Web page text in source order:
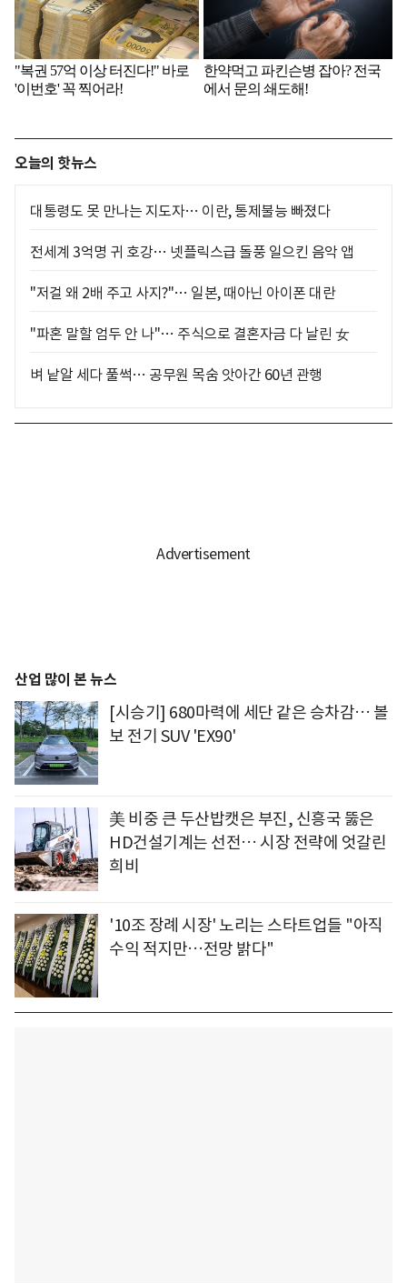
오늘의 핫뉴스
대통령도 못 만나는 지도자… 이란, 통제불능 빠졌다
전세계 3억명 귀 호강… 넷플릭스급 돌풍 일으킨 음악 앱
"저걸 왜 2배 주고 사지?"… 일본, 때아닌 아이폰 대란
"파혼 말할 엄두 안 나"… 주식으로 결혼자금 다 날린 女
벼 낱알 세다 풀썩… 공무원 목숨 앗아간 60년 관행
산업 많이 본 뉴스
[시승기] 680마력에 세단 같은 승차감… 볼
보 전기 SUV 'EX90'
美 비중 큰 두산밥캣은 부진, 신흥국 뚫은
HD건설기계는 선전… 시장 전략에 엇갈린
희비
'10조 장례 시장' 노리는 스타트업들 "아직
수익 적지만…전망 밝다"